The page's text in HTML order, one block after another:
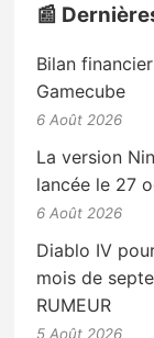
📰
Bilan
Gamecube
6 Août 2026
La version
lancée le 27
6 Août 2026
Diablo IV
mois de
RUMEUR
5 Août 2026